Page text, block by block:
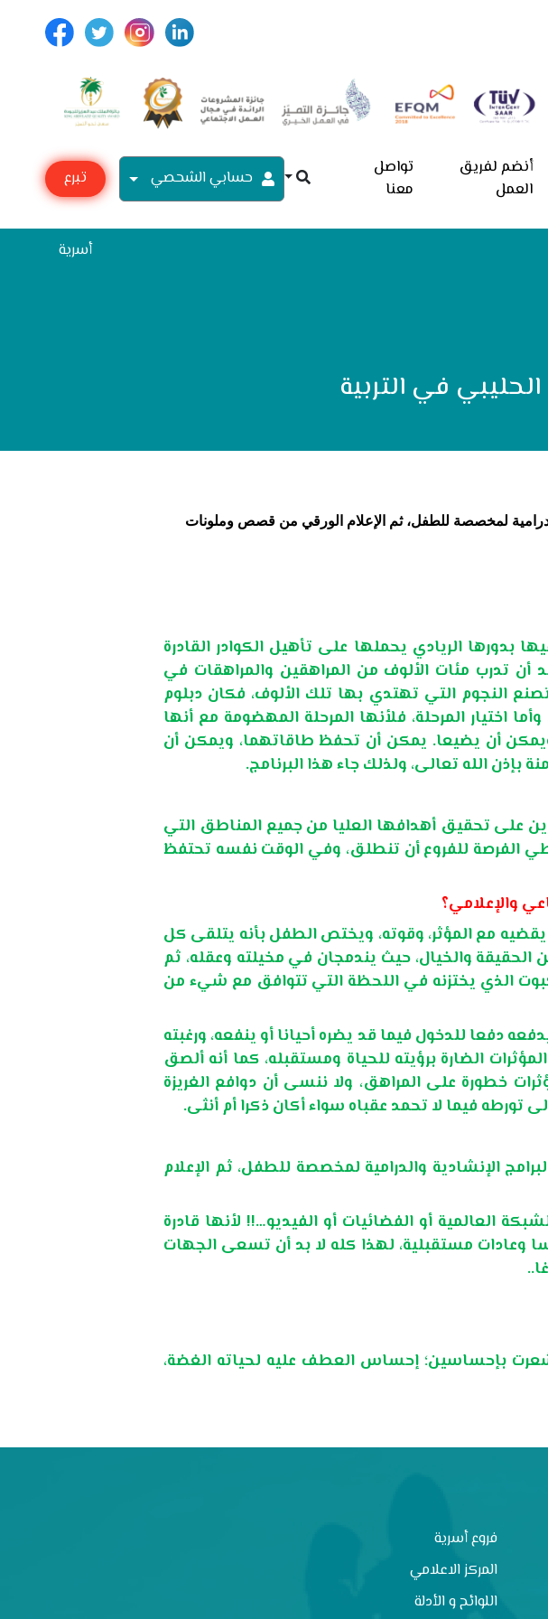
أنضم لفريق
العمل
تواصل
معنا
حسابي الشحصي
تبرع
أسرية
في التربية
والدرامية لمخصصة للطفل، ثم الإعلام الورقي من قصص وملونات
بدورها الريادي يحملها على تأهيل الكوادر القادرة
تدرب مئات الألوف من المراهقين والمراهقات في
النجوم التي تهتدي بها تلك الألوف، فكان دبلوم
اختيار المرحلة، فلأنها المرحلة المهضومة مع أنها
أن يضيعا. يمكن أن تحفظ طاقاتهما، ويمكن أن
الله تعالى، ولذلك جاء هذا البرنامج.
على تحقيق أهدافها العليا من جميع المناطق التي
الفرصة للفروع أن تنطلق، وفي الوقت نفسه تحتفظ
مع المؤثر، وقوته، ويختص الطفل بأنه يتلقى كل
والخيال، حيث يندمجان في مخيلته وعقله، ثم
الذي يختزنه في اللحظة التي تتوافق مع شيء من
دفعا للدخول فيما قد يضره أحيانا أو ينفعه، ورغبته
الضارة برؤيته للحياة ومستقبله، كما أنه ألصق
خطورة على المراهق، ولا ننسى أن دوافع الغريزة
فيما لا تحمد عقباه سواء أكان ذكرا أم أنثى.
الإنشادية والدرامية لمخصصة للطفل، ثم الإعلام
العالمية أو الفضائيات أو الفيديو…!! لأنها قادرة
وعادات مستقبلية، لهذا كله لا بد أن تسعى الجهات
بإحساسين؛ إحساس العطف عليه لحياته الغضة،
فروع أسرية
المركز الاعلامي
اللوائح و الأدلة